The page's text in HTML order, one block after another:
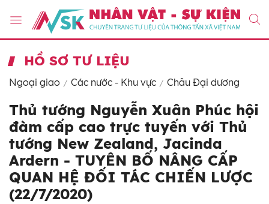
HỒ SƠ TƯ LIỆU
Ngoại giao Các nước - Khu vực Châu Đại dương
Thủ tướng Nguyễn Xuân Phúc hội
đàm cấp cao trực tuyến với Thủ
tướng New Zealand, Jacinda
Ardern - TUYÊN BỐ NÂNG CẤP
QUAN HỆ ĐỐI TÁC CHIẾN LƯỢC
(22/7/2020)